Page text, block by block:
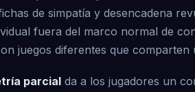
de simpatía y desencadena
fuera del marco normal de
juegos diferentes que comparten
parcial da a los jugadores un